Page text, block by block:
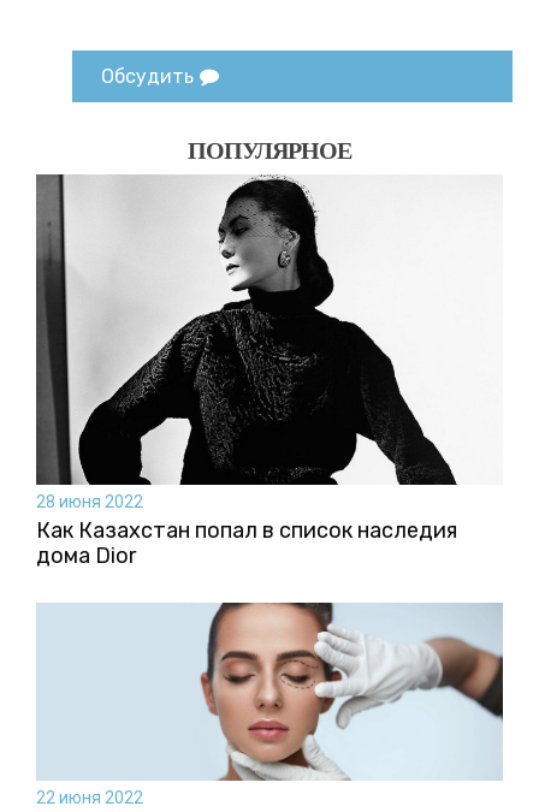
Обсудить
ПОПУЛЯРНОЕ
28 июня 2022
Как Казахстан попал в список наследия
дома Dior
22 июня 2022